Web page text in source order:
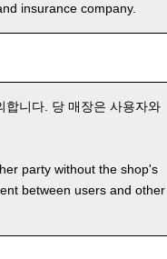
insurance company.
합니다. 당 매장은 사용자와
party without the shop's
between users and other